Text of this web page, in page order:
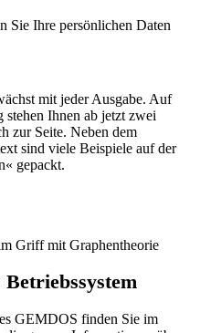
Sie Ihre persönlichen Daten
mit jeder Ausgabe. Auf
stehen Ihnen ab jetzt zwei
zur Seite. Neben dem
sind viele Beispiele auf der
gepackt.
Griff mit Graphentheorie
GEMDOS finden Sie im